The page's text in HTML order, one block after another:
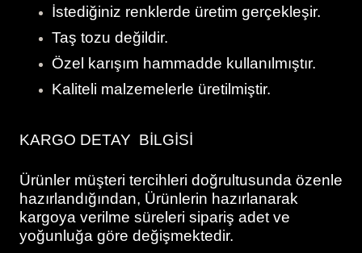
İstediğiniz renklerde üretim gerçekleşir.
Taş tozu değildir.
Özel karışım hammadde kullanılmıştır.
Kaliteli malzemelerle üretilmiştir.
KARGO DETAY BİLGİSİ
Ürünler müşteri tercihleri doğrultusunda özenle
hazırlandığından, Ürünlerin hazırlanarak
kargoya verilme süreleri sipariş adet ve
yoğunluğa göre değişmektedir.